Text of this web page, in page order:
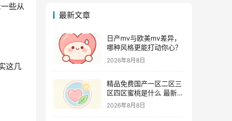
些从
这几
最新文章
日产mv与欧美mv差异，
哪种风格更能打动你心？
2026年8月8日
精品免费国产一区二区三
区四区蜜桃是什么 最新追
剧攻略及资源甄别技巧
2026年8月8日